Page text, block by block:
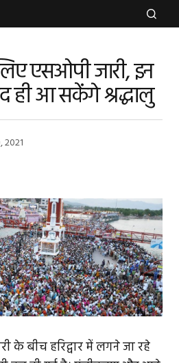
एसओपी जारी, इन
ही आ सकेंगे श्रद्धालु
2021
के बीच हरिद्वार में लगने जा रहे